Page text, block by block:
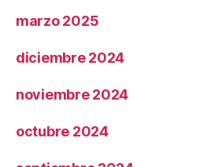
marzo 2025
diciembre 2024
noviembre 2024
octubre 2024